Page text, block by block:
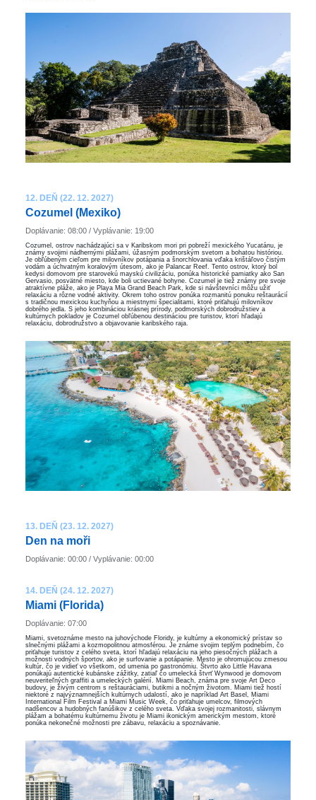
12. DEŇ (22. 12. 2027)
Cozumel (Mexiko)
Doplávanie: 08:00 / Vyplávanie: 19:00
Cozumel, ostrov nachádzajúci sa v Karibskom mori pri pobreží mexického Yucatánu, je
známy svojimi nádhernými plážami, úžasným podmorským svetom a bohatou históriou.
Je obľúbeným cieľom pre milovníkov potápania a šnorchlovania vďaka krištáľovo čistým
vodám a úchvatným koralovým útesom, ako je Palancar Reef. Tento ostrov, ktorý bol
kedysi domovom pre starovekú mayskú civilizáciu, ponúka historické pamiatky ako San
Gervasio, posvätné miesto, kde boli uctievané bohyne. Cozumel je tiež známy pre svoje
atraktívne pláže, ako je Playa Mia Grand Beach Park, kde si návštevníci môžu užiť
relaxáciu a rôzne vodné aktivity. Okrem toho ostrov ponúka rozmanitú ponuku reštaurácií
s tradičnou mexickou kuchyňou a miestnymi špecialitami, ktoré priťahujú milovníkov
dobrého jedla. S jeho kombináciou krásnej prírody, podmorských dobrodružstiev a
kultúrnych pokladov je Cozumel obľúbenou destináciou pre turistov, ktorí hľadajú
relaxáciu, dobrodružstvo a objavovanie karibského raja.
13. DEŇ (23. 12. 2027)
Den na moři
Doplávanie: 00:00 / Vyplávanie: 00:00
14. DEŇ (24. 12. 2027)
Miami (Florida)
Doplávanie: 07:00
Miami, svetoznáme mesto na juhovýchode Floridy, je kultúrny a ekonomický prístav so
slnečnými plážami a kozmopolitnou atmosférou. Je známe svojim teplým podnebím, čo
priťahuje turistov z celého sveta, ktorí hľadajú relaxáciu na jeho piesočných plážach a
možnosti vodných športov, ako je surfovanie a potápanie. Mesto je ohromujúcou zmesou
kultúr, čo je vidieť vo všetkom, od umenia po gastronómiu. Štvrto ako Little Havana
ponúkajú autentické kubánske zážitky, zatiaľ čo umelecká štvrť Wynwood je domovom
neuveriteľných graffiti a umeleckých galérií. Miami Beach, známa pre svoje Art Deco
budovy, je živým centrom s reštauráciami, butikmi a nočným životom. Miami tiež hostí
niektoré z najvýznamnejších kultúrnych udalostí, ako je napríklad Art Basel, Miami
International Film Festival a Miami Music Week, čo priťahuje umelcov, filmových
nadšencov a hudobných fanúšikov z celého sveta. Vďaka svojej rozmanitosti, slávnym
plážam a bohatému kultúrnemu životu je Miami ikonickým americkým mestom, ktoré
ponúka nekonečné možnosti pre zábavu, relaxáciu a spoznávanie.